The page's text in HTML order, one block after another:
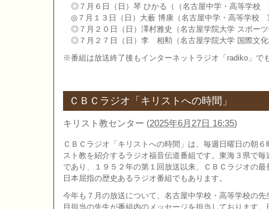
◎７月６日（日）琴 ひかる（（名古屋中学・高等学校
◎７月１３日（日）大薮 博康（名古屋中学・高等学校
◎７月２０日（日）澤村雅史（名古屋学院大学 スポー
◎７月２７日（日）李 相勲（名古屋学院大学 国際文化
※番組は放送終了後もインターネットラジオ「radiko」で
ＣＢＣラジオ「キリストへの時間」
キリスト教センター (2025年6月27日 16:35)
ＣＢＣラジオ「キリストへの時間」は、毎週日曜日の朝
スト教を紹介するラジオ福音伝道番組です。東海３県で
であり、１９５２年の第１回放送以来、ＣＢＣラジオの
日本屈指の歴史あるラジオ番組でもあります。
今年も７月の放送について、名古屋中学校・高等学校の
目担当の先生が番組内のメッセージを担当しております